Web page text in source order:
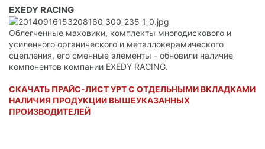
EXEDY RACING
Облегченные маховики, комплекты многодискового и
усиленного органического и металлокерамического
сцепления, его сменные элементы - обновили наличие
компонентов компании EXEDY RACING.
СКАЧАТЬ ПРАЙС-ЛИСТ УРТ С ОТДЕЛЬНЫМИ ВКЛАДКАМИ
НАЛИЧИЯ ПРОДУКЦИИ ВЫШЕУКАЗАННЫХ
ПРОИЗВОДИТЕЛЕЙ